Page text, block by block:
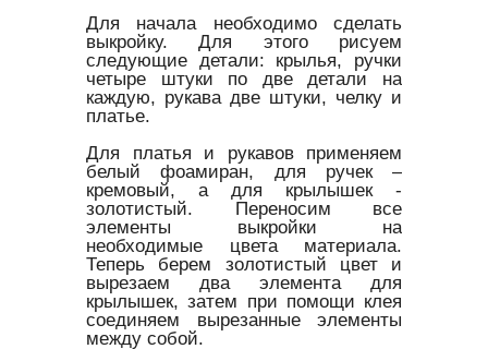
Для начала необходимо сделать
выкройку. Для этого рисуем
следующие детали: крылья, ручки
четыре штуки по две детали на
каждую, рукава две штуки, челку и
платье.
Для платья и рукавов применяем
белый фоамиран, для ручек –
кремовый, а для крылышек -
золотистый. Переносим все
элементы выкройки на
необходимые цвета материала.
Теперь берем золотистый цвет и
вырезаем два элемента для
крылышек, затем при помощи клея
соединяем вырезанные элементы
между собой.